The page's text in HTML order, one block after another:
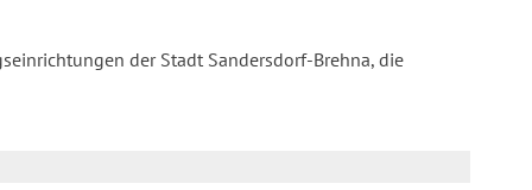
der Stadt Sandersdorf-Brehna, die